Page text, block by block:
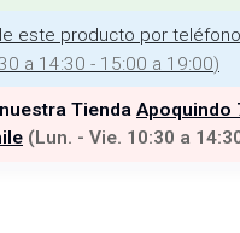
este producto por
a 14:30 - 15:00 a 19:00)
Tienda Apoquindo
(Lun. - Vie. 10:30 a